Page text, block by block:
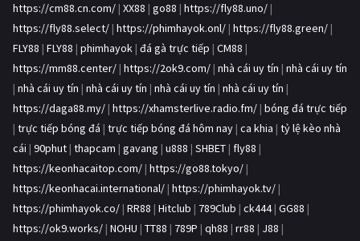
https://cm88.cn.com/ | XX88 | go88 | https://fly88.uno/ |
https://fly88.select/ | https://phimhayok.onl/ | https://fly88.green/ |
FLY88 | FLY88 | phimhayok | đá gà trực tiếp | CM88 |
https://mm88.center/ | https://2ok9.com/ | nhà cái uy tín | nhà cái uy tín
| nhà cái uy tín | nhà cái uy tín | nhà cái uy tín | nhà cái uy tín |
https://daga88.my/ | https://xhamsterlive.radio.fm/ | bóng đá trực tiếp
| trực tiếp bóng đá | trực tiếp bóng đá hôm nay | ca khia | tỷ lệ kèo nhà
cái | 90phut | thapcam | gavang | u888 | SHBET | fly88 |
https://keonhacaitop.com/ | https://go88.tokyo/ |
https://keonhacai.international/ | https://phimhayok.tv/ |
https://phimhayok.co/ | RR88 | Hitclub | 789Club | ck444| GG88 |
https://ok9.works/ | NOHU | TT88 | 789P | qh88 | rr88 | J88 |